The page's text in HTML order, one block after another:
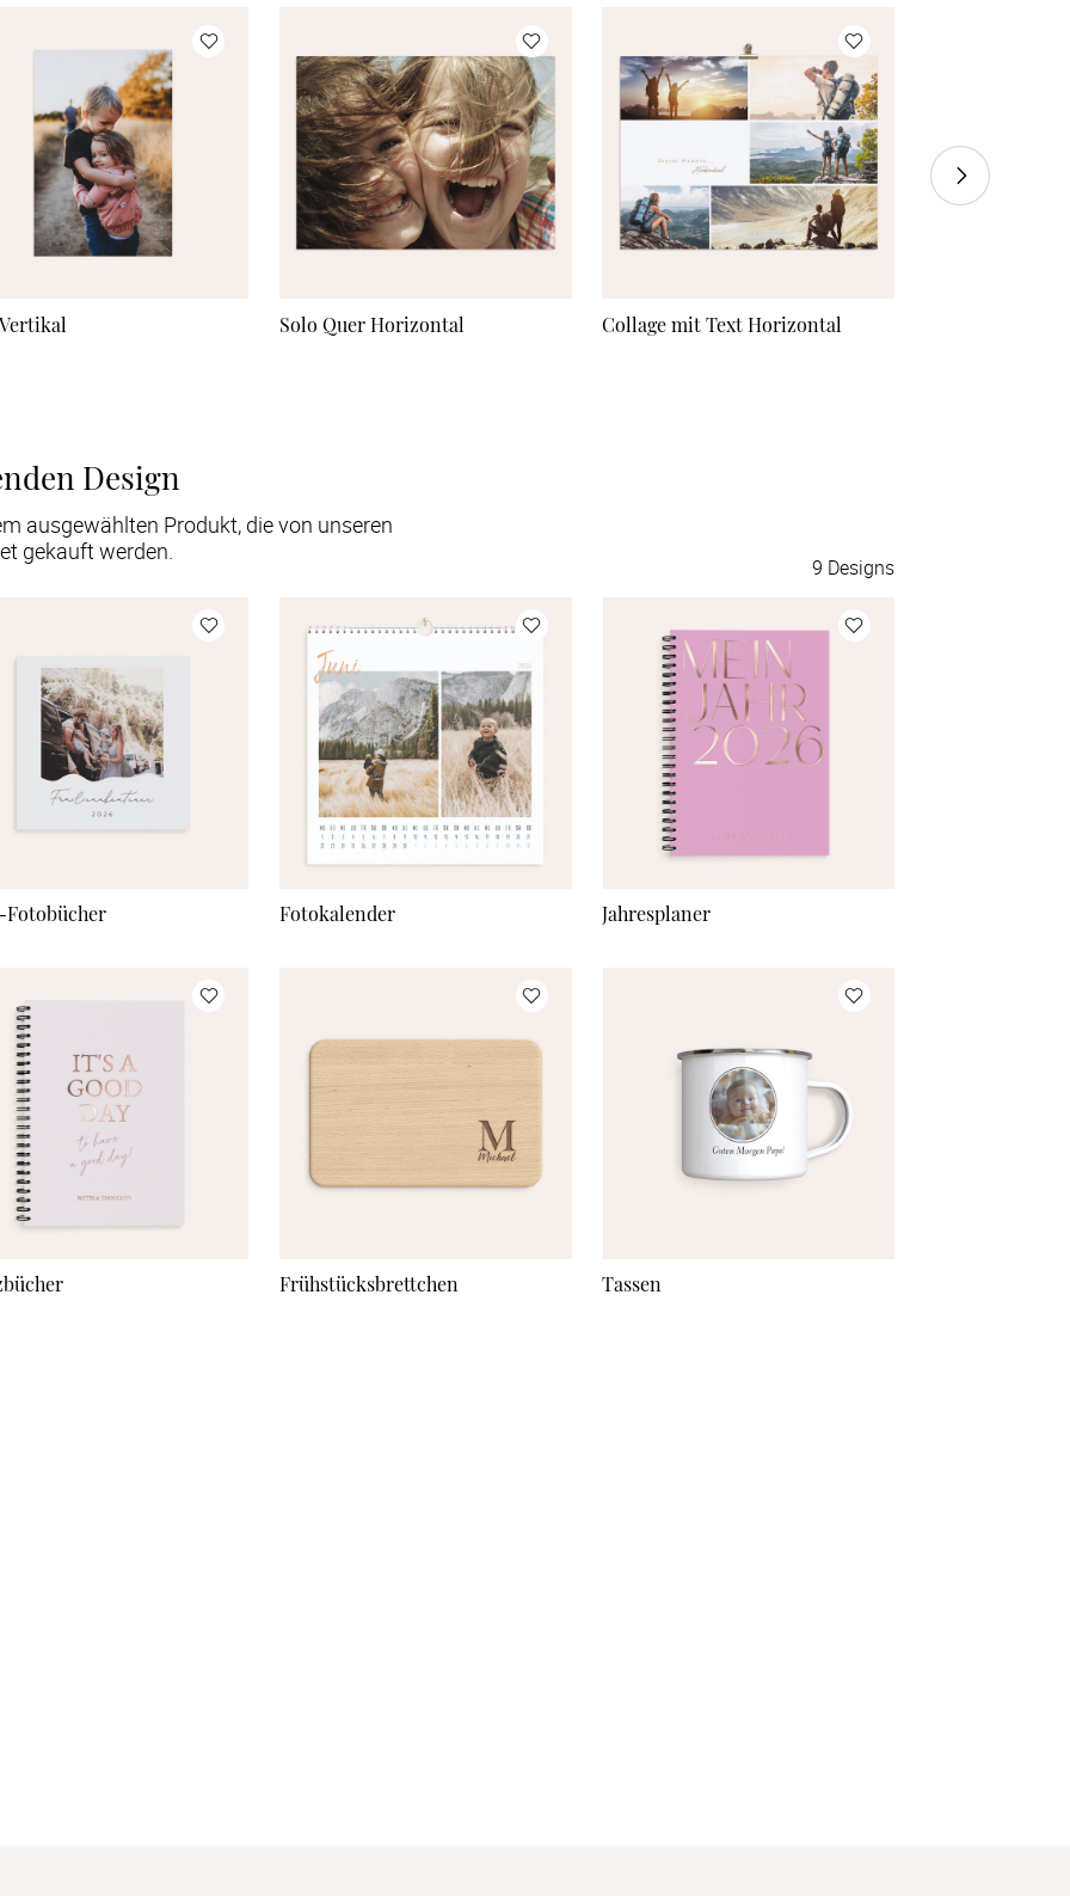
wird. Je nach gewähltem Material bieten wir
verschiedene elegante Rahmenoptionen in Holz-
Optik. Bitte beachte, dass das Endformat immer das
angegebene Format ist. Sprich bei einem Poster mit
Rahmen, ist das Poster ca. 2cm kleiner. Auch bei den
Formaten hast Du die Wahl zwischen
unterschiedlichen quadratischen und rechteckigen
Größen – passend für jedes Motiv und jeden Raum.
Alle Wandbilder werden mit höchster Sorgfalt
hergestellt und kommen mit praktischer Aufhängung
Solo Quer Horizontal Collage mit Text Horizontal
Design
ausgewählten Produkt, die von unseren
gekauft werden.
9 Designs
Fotokalender Jahresplaner
Frühstücksbrettchen Tassen